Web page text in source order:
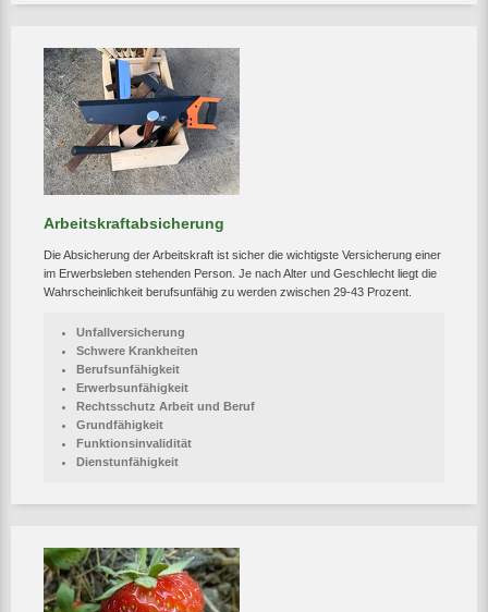
Arbeitskraftabsicherung
Die Absicherung der Arbeitskraft ist sicher die wichtigste Versicherung einer
im Erwerbsleben stehenden Person. Je nach Alter und Geschlecht liegt die
Wahrscheinlichkeit berufsunfähig zu werden zwischen 29-43 Prozent.
Unfallversicherung
Schwere Krankheiten
Berufsunfähigkeit
Erwerbsunfähigkeit
Rechtsschutz Arbeit und Beruf
Grundfähigkeit
Funktionsinvalidität
Dienstunfähigkeit